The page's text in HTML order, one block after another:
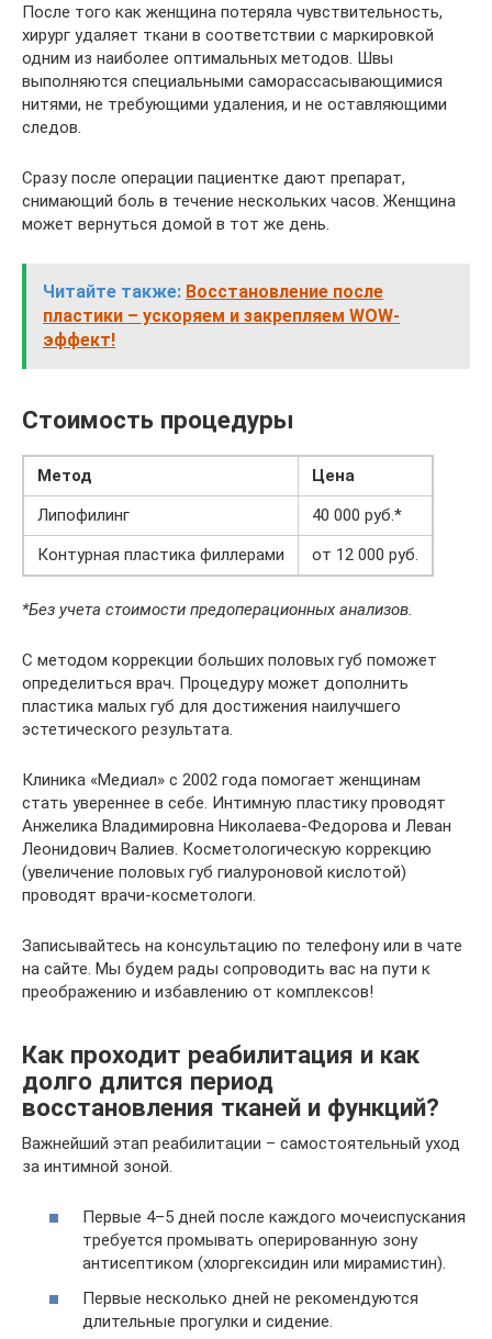
После того как женщина потеряла чувствительность,
хирург удаляет ткани в соответствии с маркировкой
одним из наиболее оптимальных методов. Швы
выполняются специальными саморассасывающимися
нитями, не требующими удаления, и не оставляющими
следов.
Сразу после операции пациентке дают препарат,
снимающий боль в течение нескольких часов. Женщина
может вернуться домой в тот же день.
Читайте также: Восстановление после
пластики – ускоряем и закрепляем WOW-
эффект!
Стоимость процедуры
Метод
Цена
Липофилинг
40 000 руб.*
Контурная пластика филлерами
от 12 000 руб.
*Без учета стоимости предоперационных анализов.
С методом коррекции больших половых губ поможет
определиться врач. Процедуру может дополнить
пластика малых губ для достижения наилучшего
эстетического результата.
Клиника «Медиал» с 2002 года помогает женщинам
стать увереннее в себе. Интимную пластику проводят
Анжелика Владимировна Николаева-Федорова и Леван
Леонидович Валиев. Косметологическую коррекцию
(увеличение половых губ гиалуроновой кислотой)
проводят врачи-косметологи.
Записывайтесь на консультацию по телефону или в чате
на сайте. Мы будем рады сопроводить вас на пути к
преображению и избавлению от комплексов!
Как проходит реабилитация и как
долго длится период
восстановления тканей и функций?
Важнейший этап реабилитации – самостоятельный уход
за интимной зоной.
Первые 4–5 дней после каждого мочеиспускания
требуется промывать оперированную зону
антисептиком (хлоргексидин или мирамистин).
Первые несколько дней не рекомендуются
длительные прогулки и сидение.